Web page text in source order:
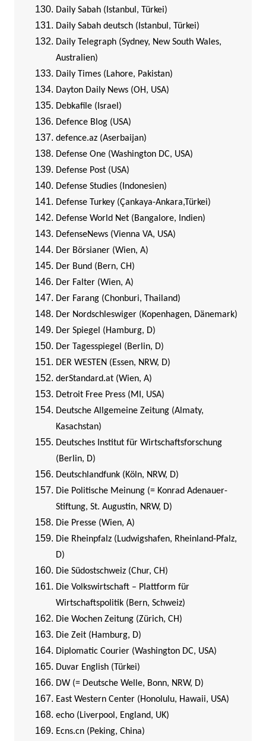
Daily Sabah (Istanbul, Türkei)
Daily Sabah deutsch (Istanbul, Türkei)
Daily Telegraph (Sydney, New South Wales,
Australien)
Daily Times (Lahore, Pakistan)
Dayton Daily News (OH, USA)
Debkafile (Israel)
Defence Blog (USA)
defence.az (Aserbaijan)
Defense One (Washington DC, USA)
Defense Post (USA)
Defense Studies (Indonesien)
Defense Turkey (Çankaya-Ankara,Türkei)
Defense World Net (Bangalore, Indien)
DefenseNews (Vienna VA, USA)
Der Börsianer (Wien, A)
Der Bund (Bern, CH)
Der Falter (Wien, A)
Der Farang (Chonburi, Thailand)
Der Nordschleswiger (Kopenhagen, Dänemark)
Der Spiegel (Hamburg, D)
Der Tagesspiegel (Berlin, D)
DER WESTEN (Essen, NRW, D)
derStandard.at (Wien, A)
Detroit Free Press (MI, USA)
Deutsche Allgemeine Zeitung (Almaty,
Kasachstan)
Deutsches Institut für Wirtschaftsforschung
(Berlin, D)
Deutschlandfunk (Köln, NRW, D)
Die Politische Meinung (= Konrad Adenauer-
Stiftung, St. Augustin, NRW, D)
Die Presse (Wien, A)
Die Rheinpfalz (Ludwigshafen, Rheinland-Pfalz,
D)
Die Südostschweiz (Chur, CH)
Die Volkswirtschaft – Plattform für
Wirtschaftspolitik (Bern, Schweiz)
Die Wochen Zeitung (Zürich, CH)
Die Zeit (Hamburg, D)
Diplomatic Courier (Washington DC, USA)
Duvar English (Türkei)
DW (= Deutsche Welle, Bonn, NRW, D)
East Western Center (Honolulu, Hawaii, USA)
echo (Liverpool, England, UK)
Ecns.cn (Peking, China)